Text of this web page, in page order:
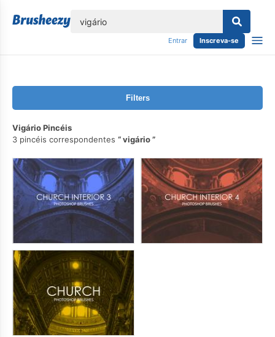
Entrar Inscreva-se
Filters
Vigário Pincéis
3 pincéis correspondentes
vigário